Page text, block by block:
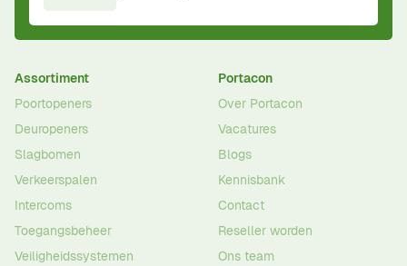
Assortiment
Poortopeners
Deuropeners
Slagbomen
Verkeerspalen
Intercoms
Toegangsbeheer
Veiligheidssystemen
Portacon
Over Portacon
Vacatures
Blogs
Kennisbank
Contact
Reseller worden
Ons team